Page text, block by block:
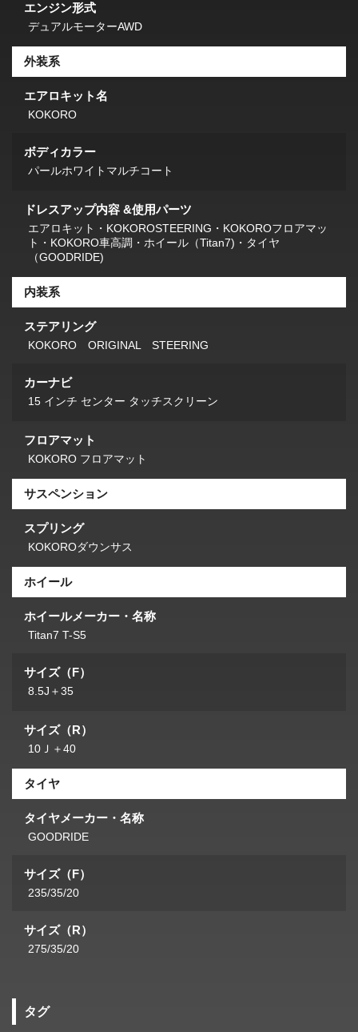
エンジン形式
デュアルモーターAWD
外装系
エアロキット名
KOKORO
ボディカラー
パールホワイトマルチコート
ドレスアップ内容 &使用パーツ
エアロキット・KOKOROSTEERING・KOKOROフロアマッ
ト・KOKORO車高調・ホイール（Titan7)・タイヤ
（GOODRIDE)
内装系
ステアリング
KOKORO ORIGINAL STEERING
カーナビ
15 インチ センター タッチスクリーン
フロアマット
KOKORO フロアマット
サスペンション
スプリング
KOKOROダウンサス
ホイール
ホイールメーカー・名称
Titan7 T-S5
サイズ（F）
8.5J＋35
サイズ（R）
10Ｊ＋40
タイヤ
タイヤメーカー・名称
GOODRIDE
サイズ（F）
235/35/20
サイズ（R）
275/35/20
タグ